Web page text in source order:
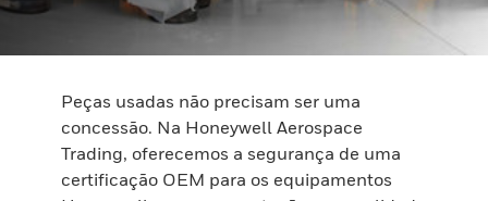
Peças usadas não precisam ser uma
concessão. Na Honeywell Aerospace
Trading, oferecemos a segurança de uma
certificação OEM para os equipamentos